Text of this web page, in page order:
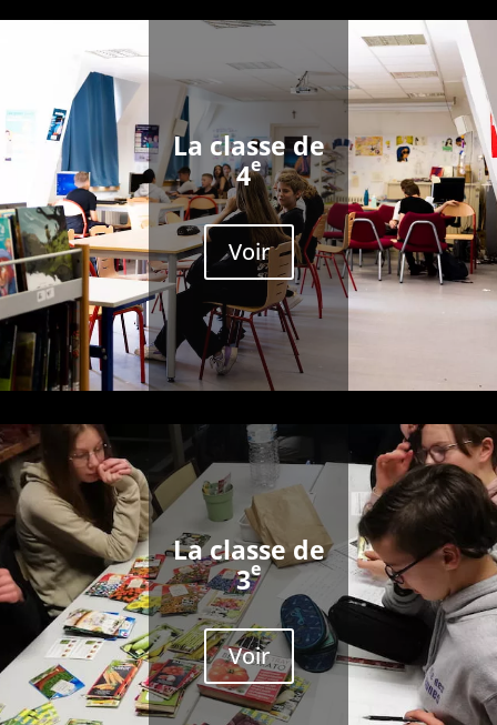
La classe de
4e
Voir
La classe de
3e
Voir